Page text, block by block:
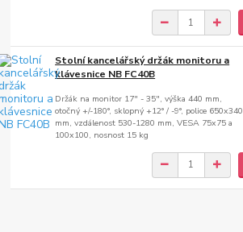
Stolní kancelářský držák monitoru a
klávesnice NB FC40B
Držák na monitor 17" - 35", výška 440 mm,
otočný +/-180°, sklopný +12° / -9°, police 650x340
mm, vzdálenost 530-1280 mm, VESA 75x75 a
100x100, nosnost 15 kg